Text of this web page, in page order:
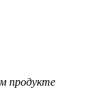
продукте